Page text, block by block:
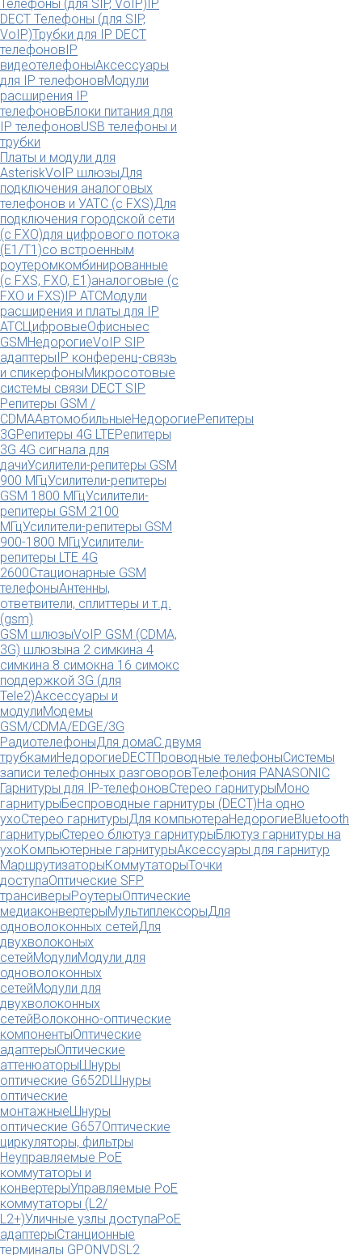
Телефоны (для SIP, VoIP)IP
DECT Телефоны (для SIP,
VoIP)Трубки для IP DECT
телефоновIP
видеотелефоныАксессуары
для IP телефоновМодули
расширения IP
телефоновБлоки питания для
IP телефоновUSB телефоны и
трубки
Платы и модули для
AsteriskVoIP шлюзыДля
подключения аналоговых
телефонов и УАТС (с FXS)Для
подключения городской сети
(с FXO)для цифрового потока
(E1/T1)со встроенным
роутеромкомбинированные
(c FXS, FXO, E1)аналоговые (с
FXO и FXS)IP АТСМодули
расширения и платы для IP
АТСЦифровыеОфисныес
GSMНедорогиеVoIP SIP
адаптерыIP конференц-связь
и спикерфоныМикросотовые
системы связи DECT SIP
Репитеры GSM /
CDMAАвтомобильныеНедорогиеРепитеры
3GРепитеры 4G LTEРепитеры
3G 4G сигнала для
дачиУсилители-репитеры GSM
900 МГцУсилители-репитеры
GSM 1800 МГцУсилители-
репитеры GSM 2100
МГцУсилители-репитеры GSM
900-1800 МГцУсилители-
репитеры LTE 4G
2600Стационарные GSM
телефоныАнтенны,
ответвители, сплиттеры и т.д.
(gsm)
GSM шлюзыVoIP GSM (CDMA,
3G) шлюзына 2 симкина 4
симкина 8 симокна 16 симокс
поддержкой 3G (для
Tele2)Аксессуары и
модулиМодемы
GSM/CDMA/EDGE/3G
РадиотелефоныДля домаС двумя
трубкамиНедорогиеDECTПроводные телефоныСистемы
записи телефонных разговоровТелефония PANASONIC
Гарнитуры для IP-телефоновСтерео гарнитурыМоно
гарнитурыБеспроводные гарнитуры (DECT)На одно
ухоСтерео гарнитурыДля компьютераНедорогиеBluetooth
гарнитурыСтерео блютуз гарнитурыБлютуз гарнитуры на
ухоКомпьютерные гарнитурыАксессуары для гарнитур
МаршрутизаторыКоммутаторыТочки
доступаОптические SFP
трансиверыРоутерыОптические
медиаконвертерыМультиплексорыДля
одноволоконных сетейДля
двухволоконых
сетейМодулиМодули для
одноволоконных
сетейМодули для
двухволоконных
сетейВолоконно-оптические
компонентыОптические
адаптерыОптические
аттенюаторыШнуры
оптические G652DШнуры
оптические
монтажныеШнуры
оптические G657Оптические
циркуляторы, фильтры
Неуправляемые PoE
коммутаторы и
конвертерыУправляемые PoE
коммутаторы (L2/
L2+)Уличные узлы доступаPoE
адаптерыСтанционные
терминалы GPONVDSL2